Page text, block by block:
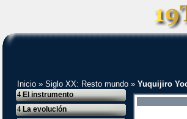
Inicio » Siglo XX: Resto mundo » Yuquijiro
4El instrumento
4La evolución